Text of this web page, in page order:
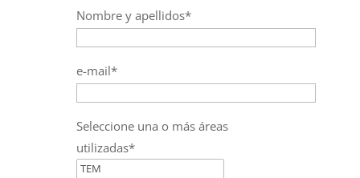
Nombre y apellidos*
e-mail*
Seleccione una o más áreas
utilizadas*